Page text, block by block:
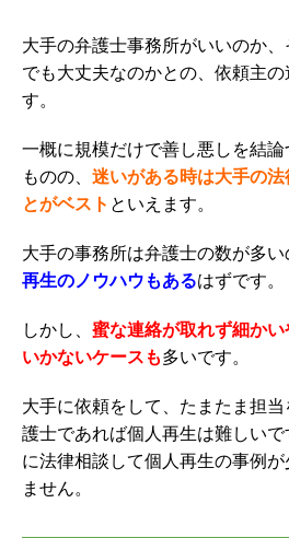
大手の弁護士事務所がいいのか
でも大丈夫なのかとの、依頼主
す。
一概に規模だけで善し悪しを結
ものの、 迷いがある時は大手の
とがベスト といえます。
大手の事務所は弁護士の数が多い
再生のノウハウもあるはずです。
しかし、 蜜な連絡が取れず細か
いかないケースも多いです。
大手に依頼をして、たまたま担
護士であれば個人再生は難しい
に法律相談して個人再生の事例
ません。